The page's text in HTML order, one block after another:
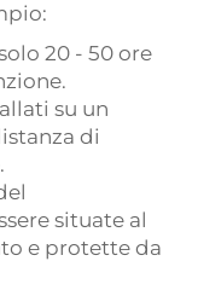
20 - 50 ore
su un
di
situate al
e protette da